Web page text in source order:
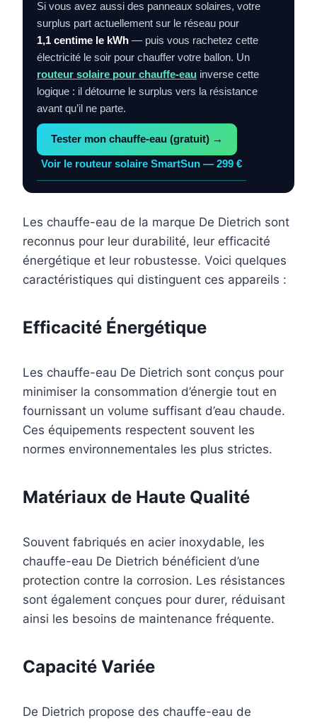
Si vous avez aussi des panneaux solaires, votre
surplus part actuellement sur le réseau pour
1,1 centime le kWh — puis vous rachetez cette
électricité le soir pour chauffer votre ballon. Un
routeur solaire pour chauffe-eau inverse cette
logique : il détourne le surplus vers la résistance
avant qu’il ne parte.
Tester mon chauffe-eau (gratuit) →
Voir le routeur solaire SmartSun — 299 €
Les chauffe-eau de la marque De Dietrich sont
reconnus pour leur durabilité, leur efficacité
énergétique et leur robustesse. Voici quelques
caractéristiques qui distinguent ces appareils :
Efficacité Énergétique
Les chauffe-eau De Dietrich sont conçus pour
minimiser la consommation d’énergie tout en
fournissant un volume suffisant d’eau chaude.
Ces équipements respectent souvent les
normes environnementales les plus strictes.
Matériaux de Haute Qualité
Souvent fabriqués en acier inoxydable, les
chauffe-eau De Dietrich bénéficient d’une
protection contre la corrosion. Les résistances
sont également conçues pour durer, réduisant
ainsi les besoins de maintenance fréquente.
Capacité Variée
De Dietrich propose des chauffe-eau de